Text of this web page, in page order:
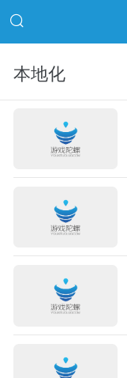
本地化